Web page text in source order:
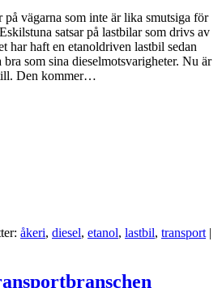
vägarna som inte är lika smutsiga för
satsar på lastbilar som drivs av
har haft en etanoldriven lastbil sedan
som sina dieselmotsvarigheter. Nu är
Den kommer…
åkeri, diesel, etanol, lastbil, transport |